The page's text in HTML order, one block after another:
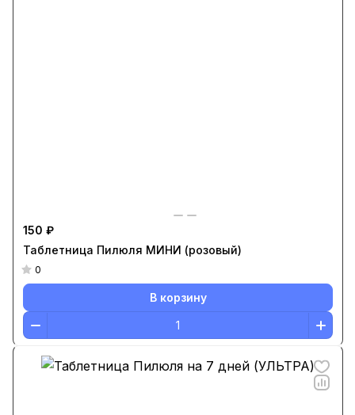
150 ₽
Таблетница Пилюля МИНИ (розовый)
0
В корзину